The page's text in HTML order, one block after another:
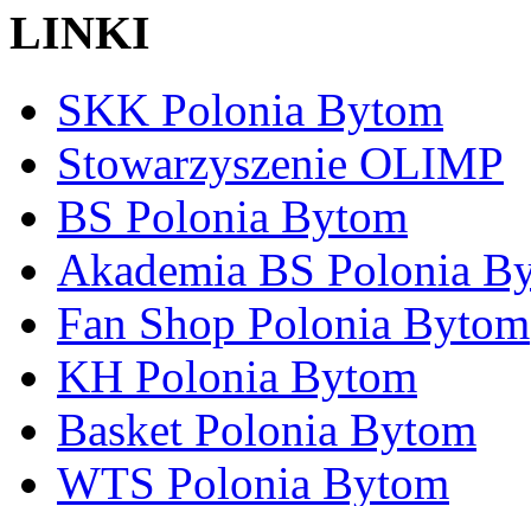
LINKI
SKK Polonia Bytom
Stowarzyszenie OLIMP
BS Polonia Bytom
Akademia BS Polonia
Fan Shop Polonia Bytom
KH Polonia Bytom
Basket Polonia Bytom
WTS Polonia Bytom